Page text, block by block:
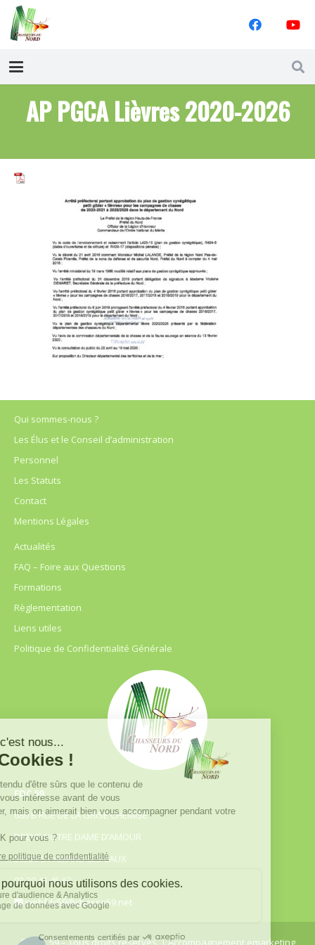
AP PGCA Lièvres 2020-2026
Qui sommes-nous ?
Les Élus et le Conseil d’administration
Personnel
Les Statuts
Contact
Mentions Légales
Actualités
FAQ – Foire aux Questions
Formations
Règlementation
Liens utiles
Politique de Confidentialité Générale
FDC 59
680 B RUE DE LA GRISE CHEMISE
DREVE NOTRE DAME D’AMOUR
59230 ST AMAND LES EAUX
03.20.41.45.63
webfdc59@chasse59.net
© FDC 59 – Tous droits réservés| Accompagnement emarketing